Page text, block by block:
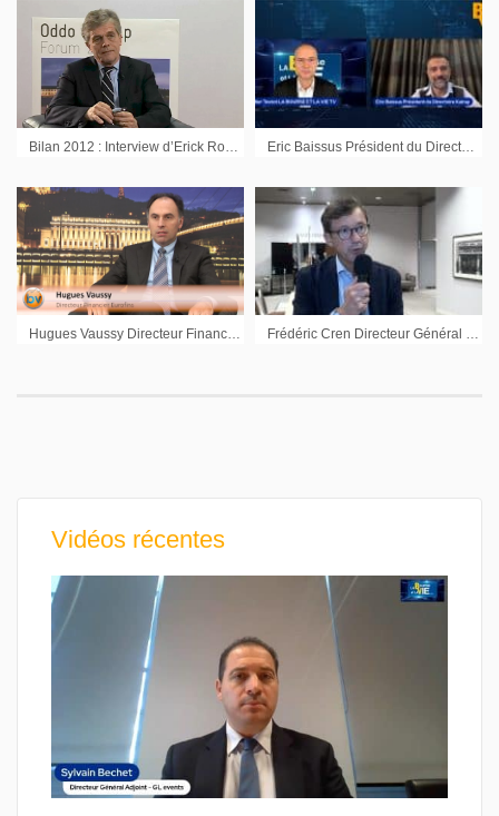
Bilan 2012 : Interview d’Erick Rostagnat Directeur Général en charge des Finances Gl events Eric Baissus Président du Directoire Kalray : « Une vision prudente mais ambitieuse »
Vidéos récentes